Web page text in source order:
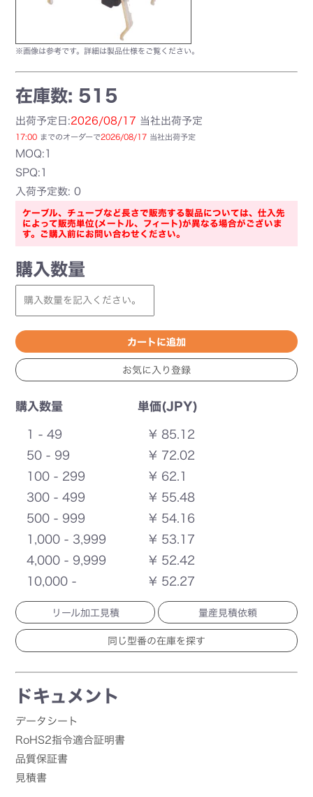
※画像は参考です。詳細は製品仕様をご覧ください。
在庫数: 515
出荷予定日:2026/08/17 当社出荷予定
17:00 までのオーダーで2026/08/17 当社出荷予定
MOQ:1
SPQ:1
入荷予定数: 0
ケーブル、チューブなど長さで販売する製品については、仕入先
によって販売単位(メートル、フィート)が異なる場合がございま
す。ご購入前にお問い合わせください。
購入数量
購入数量 単価(JPY)
1 - 49
¥ 85.12
50 - 99
¥ 72.02
100 - 299
¥ 62.1
300 - 499
¥ 55.48
500 - 999
¥ 54.16
1,000 - 3,999
¥ 53.17
4,000 - 9,999
¥ 52.42
10,000 -
¥ 52.27
リール加工見積 量産見積依頼
ドキュメント
データシート
RoHS2指令適合証明書
品質保証書
見積書